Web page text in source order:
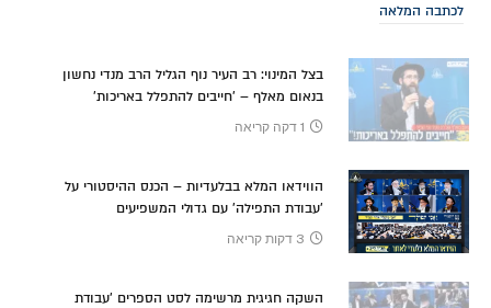
לכתבה המלאה
בצל המינוי: רב העיר נוף הגליל הרב מנדי נחשון
בנאום מאלף – 'חייבים להתפלל באריכות'
1 דקה קריאה
הווידאו המלא בבלעדיות – הכנס ההיסטורי על
'עבודת התפילה' עם גדולי המשפיעים
3 דקות קריאה
השקה חגיגית מרשימה לסט הספרים 'עבודת